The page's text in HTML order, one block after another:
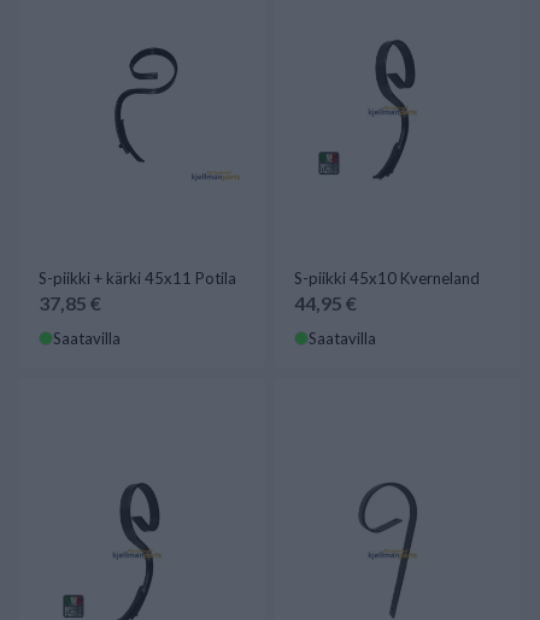
S-piikki + kärki 45x11 Potila
37,85 €
Saatavilla
S-piikki 45x10 Kverneland
44,95 €
Saatavilla